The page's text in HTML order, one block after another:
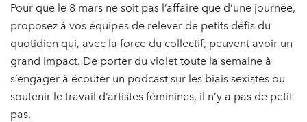
Pour que le 8 mars ne soit pas l’affaire que d’une journée,
proposez à vos équipes de relever de petits défis du
quotidien qui, avec la force du collectif, peuvent avoir un
grand impact. De porter du violet toute la semaine à
s’engager à écouter un podcast sur les biais sexistes ou
soutenir le travail d’artistes féminines, il n’y a pas de petit
pas.